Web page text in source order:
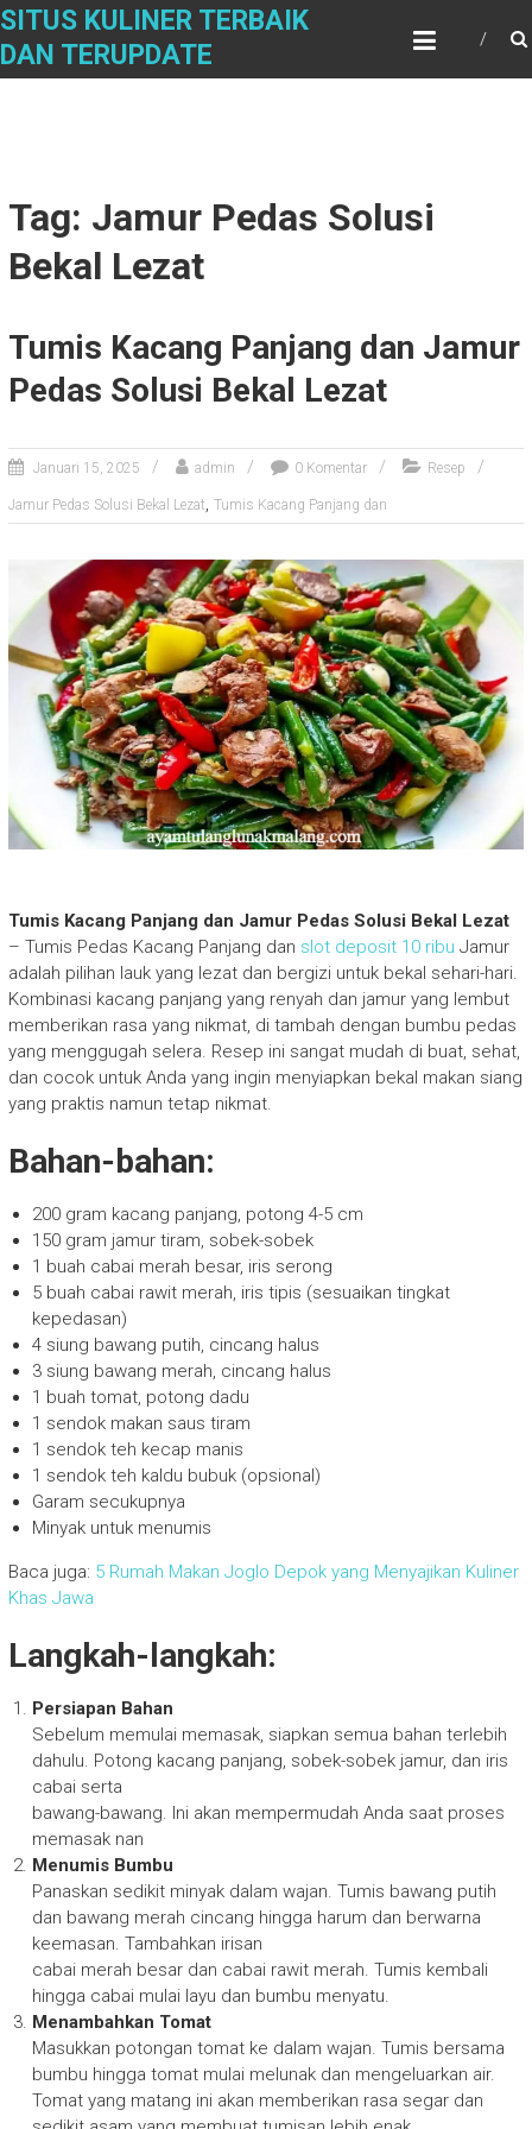
Skip
content
SITUS KULINER TERBAIK
DAN TERUPDATE
Tag: Jamur Pedas Solusi
Bekal Lezat
Tumis Kacang Panjang dan Jamur
Pedas Solusi Bekal Lezat
Januari 15, 2025 admin 0 Komentar Resep
Jamur Pedas Solusi Bekal Lezat, Tumis Kacang Panjang dan
Tumis Kacang Panjang dan Jamur Pedas Solusi Bekal Lezat
– Tumis Pedas Kacang Panjang dan slot deposit 10 ribu Jamur
adalah pilihan lauk yang lezat dan bergizi untuk bekal sehari-hari.
Kombinasi kacang panjang yang renyah dan jamur yang lembut
memberikan rasa yang nikmat, di tambah dengan bumbu pedas
yang menggugah selera. Resep ini sangat mudah di buat, sehat,
dan cocok untuk Anda yang ingin menyiapkan bekal makan siang
yang praktis namun tetap nikmat.
Bahan-bahan:
200 gram kacang panjang, potong 4-5 cm
150 gram jamur tiram, sobek-sobek
1 buah cabai merah besar, iris serong
5 buah cabai rawit merah, iris tipis (sesuaikan tingkat
kepedasan)
4 siung bawang putih, cincang halus
3 siung bawang merah, cincang halus
1 buah tomat, potong dadu
1 sendok makan saus tiram
1 sendok teh kecap manis
1 sendok teh kaldu bubuk (opsional)
Garam secukupnya
Minyak untuk menumis
Baca juga: 5 Rumah Makan Joglo Depok yang Menyajikan Kuliner
Khas Jawa
Langkah-langkah:
Persiapan Bahan
Sebelum memulai memasak, siapkan semua bahan terlebih
dahulu. Potong kacang panjang, sobek-sobek jamur, dan iris
cabai serta
bawang-bawang. Ini akan mempermudah Anda saat proses
memasak nan
Menumis Bumbu
Panaskan sedikit minyak dalam wajan. Tumis bawang putih
dan bawang merah cincang hingga harum dan berwarna
keemasan. Tambahkan irisan
cabai merah besar dan cabai rawit merah. Tumis kembali
hingga cabai mulai layu dan bumbu menyatu.
Menambahkan Tomat
Masukkan potongan tomat ke dalam wajan. Tumis bersama
bumbu hingga tomat mulai melunak dan mengeluarkan air.
Tomat yang matang ini akan memberikan rasa segar dan